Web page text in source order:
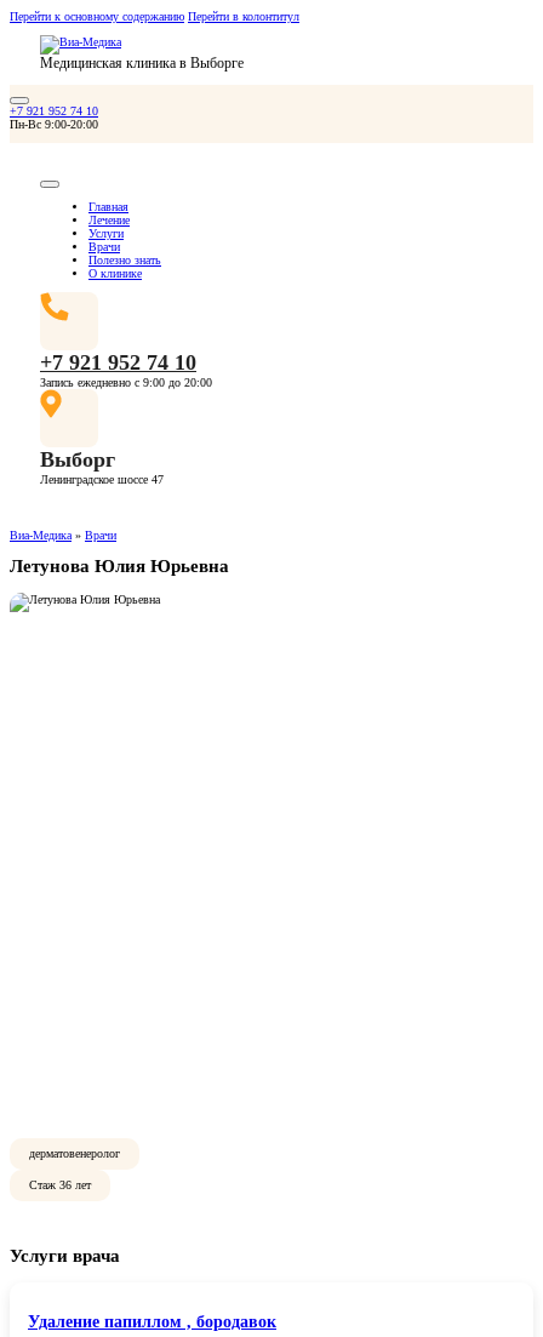
Перейти к основному содержанию Перейти в колонтитул
Медицинская клиника в Выборге
+7 921 952 74 10
Пн-Вс 9:00-20:00
Главная
Лечение
Услуги
Врачи
Полезно знать
О клинике
+7 921 952 74 10
Запись ежедневно с 9:00 до 20:00
Выборг
Ленинградское шоссе 47
Виа-Медика » Врачи
Летунова Юлия Юрьевна
дерматовенеролог
Стаж 36 лет
Услуги врача
Удаление папиллом , бородавок